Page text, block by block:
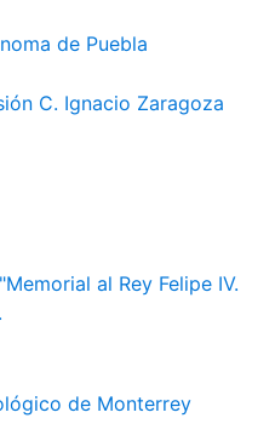
de Puebla
C. Ignacio Zaragoza
al Rey Felipe IV.
de Monterrey